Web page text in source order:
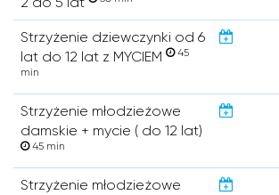
Strzyżenie dziewczynki od 6
lat do 12 lat z MYCIEM
45
min
Strzyżenie młodzieżowe
damskie + mycie ( do 12 lat)
45 min
Strzyżenie młodzieżowe